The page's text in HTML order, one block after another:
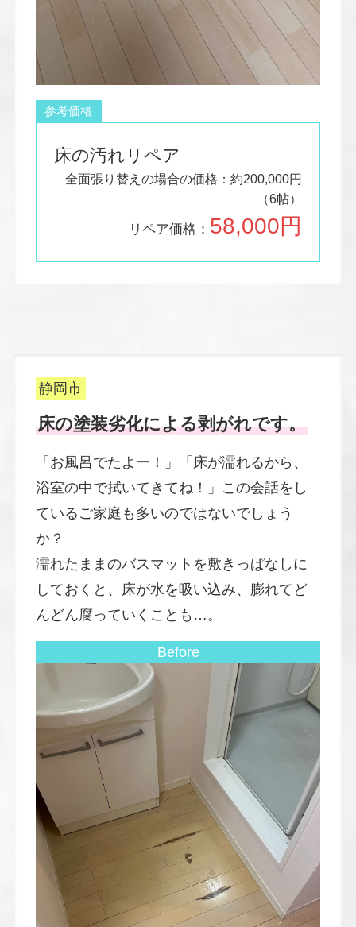
参考価格
床の汚れリペア
全面張り替えの場合の価格：約200,000円
（6帖）
リペア価格： 58,000円
静岡市
床の塗装劣化による剥がれです。
「お風呂でたよー！」「床が濡れるから、
浴室の中で拭いてきてね！」この会話をし
ているご家庭も多いのではないでしょう
か？
濡れたままのバスマットを敷きっぱなしに
しておくと、床が水を吸い込み、膨れてど
んどん腐っていくことも…。
Before